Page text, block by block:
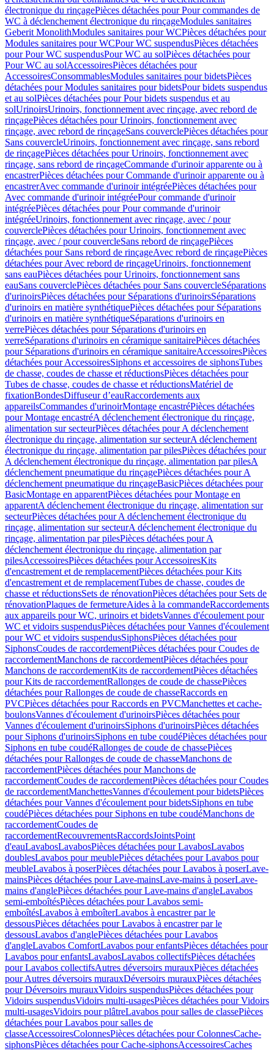
électronique du rinçagePièces détachées pour Pour commandes de
WC à déclenchement électronique du rinçageModules sanitaires
Geberit MonolithModules sanitaires pour WCPièces détachées pour
Modules sanitaires pour WCPour WC suspendusPièces détachées
pour Pour WC suspendusPour WC au solPièces détachées pour
Pour WC au solAccessoiresPièces détachées pour
AccessoiresConsommablesModules sanitaires pour bidetsPièces
détachées pour Modules sanitaires pour bidetsPour bidets suspendus
et au solPièces détachées pour Pour bidets suspendus et au
solUrinoirsUrinoirs, fonctionnement avec rinçage, avec rebord de
rinçagePièces détachées pour Urinoirs, fonctionnement avec
rinçage, avec rebord de rinçageSans couverclePièces détachées pour
Sans couvercleUrinoirs, fonctionnement avec rinçage, sans rebord
de rinçagePièces détachées pour Urinoirs, fonctionnement avec
rinçage, sans rebord de rinçageCommande d'urinoir apparente ou à
encastrerPièces détachées pour Commande d'urinoir apparente ou à
encastrerAvec commande d'urinoir intégréePièces détachées pour
Avec commande d'urinoir intégréePour commande d'urinoir
intégréePièces détachées pour Pour commande d'urinoir
intégréeUrinoirs, fonctionnement avec rinçage, avec / pour
couverclePièces détachées pour Urinoirs, fonctionnement avec
rinçage, avec / pour couvercleSans rebord de rinçagePièces
détachées pour Sans rebord de rinçageAvec rebord de rinçagePièces
détachées pour Avec rebord de rinçageUrinoirs, fonctionnement
sans eauPièces détachées pour Urinoirs, fonctionnement sans
eauSans couverclePièces détachées pour Sans couvercleSéparations
d'urinoirsPièces détachées pour Séparations d'urinoirsSéparations
d'urinoirs en matière synthétiquePièces détachées pour Séparations
d'urinoirs en matière synthétiqueSéparations d'urinoirs en
verrePièces détachées pour Séparations d'urinoirs en
verreSéparations d'urinoirs en céramique sanitairePièces détachées
pour Séparations d'urinoirs en céramique sanitaireAccessoiresPièces
détachées pour AccessoiresSiphons et accessoires de siphonsTubes
de chasse, coudes de chasse et réductionsPièces détachées pour
Tubes de chasse, coudes de chasse et réductionsMatériel de
fixationBondesDiffuseur d’eauRaccordements aux
appareilsCommandes d'urinoirMontage encastréPièces détachées
pour Montage encastréA déclenchement électronique du rinçage,
alimentation sur secteurPièces détachées pour A déclenchement
électronique du rinçage, alimentation sur secteurA déclenchement
électronique du rinçage, alimentation par pilesPièces détachées pour
A déclenchement électronique du rinçage, alimentation par pilesA
déclenchement pneumatique du rinçagePièces détachées pour A
déclenchement pneumatique du rinçageBasicPièces détachées pour
BasicMontage en apparentPièces détachées pour Montage en
apparentA déclenchement électronique du rinçage, alimentation sur
secteurPièces détachées pour A déclenchement électronique du
rinçage, alimentation sur secteurA déclenchement électronique du
rinçage, alimentation par pilesPièces détachées pour A
déclenchement électronique du rinçage, alimentation par
pilesAccessoiresPièces détachées pour AccessoiresKits
d'encastrement et de remplacementPièces détachées pour Kits
d'encastrement et de remplacementTubes de chasse, coudes de
chasse et réductionsSets de rénovationPièces détachées pour Sets de
rénovationPlaques de fermetureAides à la commandeRaccordements
aux appareils pour WC, urinoirs et bidetsVannes d'écoulement pour
WC et vidoirs suspendusPièces détachées pour Vannes d'écoulement
pour WC et vidoirs suspendusSiphonsPièces détachées pour
SiphonsCoudes de raccordementPièces détachées pour Coudes de
raccordementManchons de raccordementPièces détachées pour
Manchons de raccordementKits de raccordementPièces détachées
pour Kits de raccordementRallonges de coude de chassePièces
détachées pour Rallonges de coude de chasseRaccords en
PVCPièces détachées pour Raccords en PVCManchettes et cache-
boulonsVannes d'écoulement d'urinoirsPièces détachées pour
Vannes d'écoulement d'urinoirsSiphons d'urinoirsPièces détachées
pour Siphons d'urinoirsSiphons en tube coudéPièces détachées pour
Siphons en tube coudéRallonges de coude de chassePièces
détachées pour Rallonges de coude de chasseManchons de
raccordementPièces détachées pour Manchons de
raccordementCoudes de raccordementPièces détachées pour Coudes
de raccordementManchettesVannes d'écoulement pour bidetsPièces
détachées pour Vannes d'écoulement pour bidetsSiphons en tube
coudéPièces détachées pour Siphons en tube coudéManchons de
raccordementCoudes de
raccordementRecouvrementsRaccordsJointsPoint
d'eauLavabosLavabosPièces détachées pour LavabosLavabos
doublesLavabos pour meublePièces détachées pour Lavabos pour
meubleLavabos à poserPièces détachées pour Lavabos à poserLave-
mainsPièces détachées pour Lave-mainsLave-mains à poserLave-
mains d'anglePièces détachées pour Lave-mains d'angleLavabos
semi-emboîtésPièces détachées pour Lavabos semi-
emboîtésLavabos à emboîterLavabos à encastrer par le
dessousPièces détachées pour Lavabos à encastrer par le
dessousLavabos d'anglePièces détachées pour Lavabos
d'angleLavabos ComfortLavabos pour enfantsPièces détachées pour
Lavabos pour enfantsLavabosLavabos collectifsPièces détachées
pour Lavabos collectifsAutres déversoirs murauxPièces détachées
pour Autres déversoirs murauxDéversoirs murauxPièces détachées
pour Déversoirs murauxVidoirs suspendusPièces détachées pour
Vidoirs suspendusVidoirs multi-usagesPièces détachées pour Vidoirs
multi-usagesVidoirs pour plâtreLavabos pour salles de classePièces
détachées pour Lavabos pour salles de
classeAccessoiresColonnesPièces détachées pour ColonnesCache-
siphonsPièces détachées pour Cache-siphonsAccessoiresCaches